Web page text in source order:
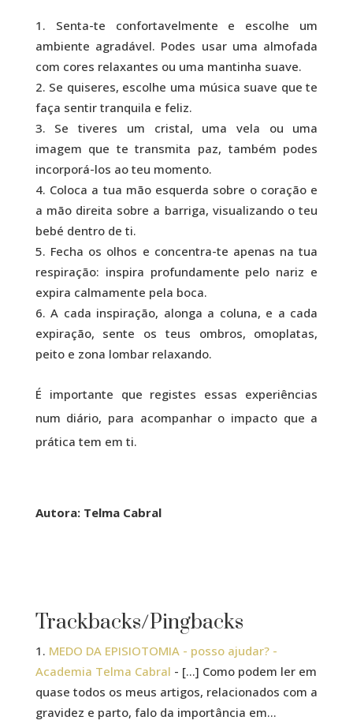
Senta-te confortavelmente e escolhe um
ambiente agradável. Podes usar uma almofada
com cores relaxantes ou uma mantinha suave.
Se quiseres, escolhe uma música suave que te
faça sentir tranquila e feliz.
Se tiveres um cristal, uma vela ou uma
imagem que te transmita paz, também podes
incorporá-los ao teu momento.
Coloca a tua mão esquerda sobre o coração e
a mão direita sobre a barriga, visualizando o teu
bebé dentro de ti.
Fecha os olhos e concentra-te apenas na tua
respiração: inspira profundamente pelo nariz e
expira calmamente pela boca.
A cada inspiração, alonga a coluna, e a cada
expiração, sente os teus ombros, omoplatas,
peito e zona lombar relaxando.
É importante que registes essas experiências
num diário, para acompanhar o impacto que a
prática tem em ti.
Autora: Telma Cabral
Trackbacks/Pingbacks
MEDO DA EPISIOTOMIA - posso ajudar? -
Academia Telma Cabral - […] Como podem ler em
quase todos os meus artigos, relacionados com a
gravidez e parto, falo da importância em…